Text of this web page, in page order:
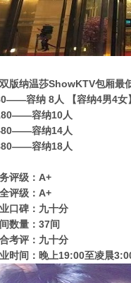
版纳温莎ShowKTV包厢最
容纳 8人 【容纳4男4女
容纳10人
容纳14人
容纳18人
评级：A+
评级：A+
口碑：九十分
数量：37间
考评：九十分
时间：晚上19:00至凌晨